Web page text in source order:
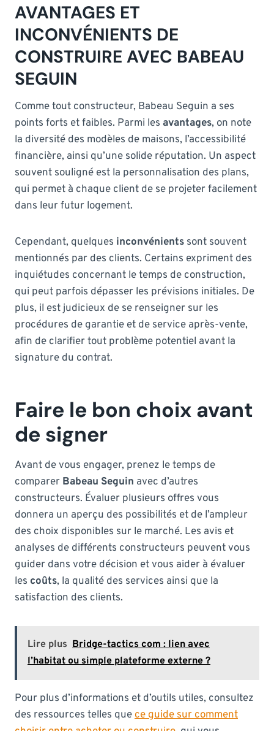
AVANTAGES ET
INCONVÉNIENTS DE
CONSTRUIRE AVEC BABEAU
SEGUIN
Comme tout constructeur, Babeau Seguin a ses
points forts et faibles. Parmi les avantages, on note
la diversité des modèles de maisons, l’accessibilité
financière, ainsi qu’une solide réputation. Un aspect
souvent souligné est la personnalisation des plans,
qui permet à chaque client de se projeter facilement
dans leur futur logement.
Cependant, quelques inconvénients sont souvent
mentionnés par des clients. Certains expriment des
inquiétudes concernant le temps de construction,
qui peut parfois dépasser les prévisions initiales. De
plus, il est judicieux de se renseigner sur les
procédures de garantie et de service après-vente,
afin de clarifier tout problème potentiel avant la
signature du contrat.
Faire le bon choix avant
de signer
Avant de vous engager, prenez le temps de
comparer Babeau Seguin avec d’autres
constructeurs. Évaluer plusieurs offres vous
donnera un aperçu des possibilités et de l’ampleur
des choix disponibles sur le marché. Les avis et
analyses de différents constructeurs peuvent vous
guider dans votre décision et vous aider à évaluer
les coûts, la qualité des services ainsi que la
satisfaction des clients.
Lire plus Bridge-tactics com : lien avec
l’habitat ou simple plateforme externe ?
Pour plus d’informations et d’outils utiles, consultez
des ressources telles quece guide sur comment